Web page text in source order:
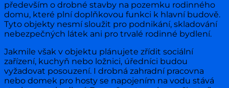
především o drobné stavby na pozemku rodinného
domu, které plní doplňkovou funkci k hlavní budově.
Tyto objekty nesmí sloužit pro podnikání, skladování
nebezpečných látek ani pro trvalé rodinné bydlení.
Jakmile však v objektu plánujete zřídit sociální
zařízení, kuchyň nebo ložnici, úředníci budou
vyžadovat posouzení. I drobná zahradní pracovna
nebo domek pro hosty se napojením na vodu stává